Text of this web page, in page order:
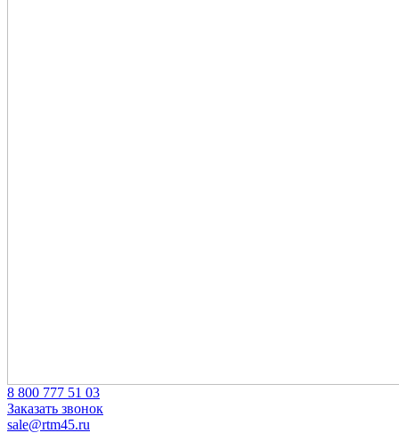
‎8 800 777 51 03
Заказать звонок
sale@rtm45.ru